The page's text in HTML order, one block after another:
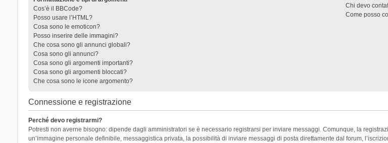
Cos’è il BBCode?
Posso usare l’HTML?
Cosa sono le emoticon?
Posso inserire delle immagini?
Che cosa sono gli annunci globali?
Cosa sono gli annunci?
Cosa sono gli argomenti importanti?
Cosa sono gli argomenti bloccati?
Che cosa sono le icone argomento?
Chi devo
Come posso
Connessione e registrazione
Perché devo registrarmi?
Potresti non averne bisogno: dipende dagli amministratori se è necessario registrarsi per inviare messaggi. Comunque, la
un’immagine personale definibile, messaggistica privata, la possibilità di inviare messaggi di posta direttamente dal forum,